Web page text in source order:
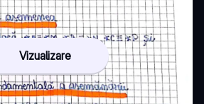
Vizualizare